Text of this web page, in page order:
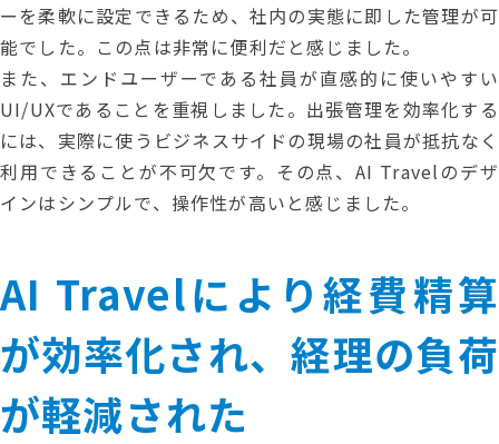
ーを柔軟に設定できるため、社内の実態に即した管理が可
能でした。この点は非常に便利だと感じました。
また、エンドユーザーである社員が直感的に使いやすい
UI/UXであることを重視しました。出張管理を効率化する
には、実際に使うビジネスサイドの現場の社員が抵抗なく
利用できることが不可欠です。その点、AI Travelのデザ
インはシンプルで、操作性が高いと感じました。
AI Travelにより経費精算
が効率化され、経理の負荷
が軽減された